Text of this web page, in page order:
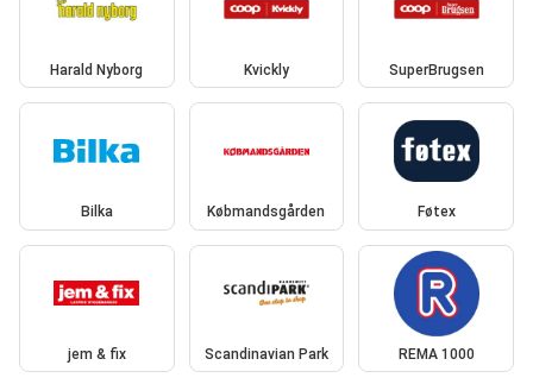
Harald Nyborg Kvickly SuperBrugsen
Bilka Købmandsgården Føtex
jem & fix Scandinavian Park REMA 1000